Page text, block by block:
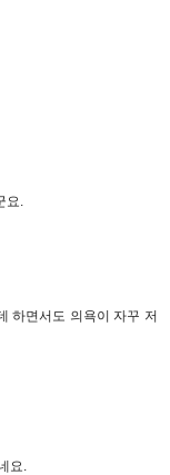
요.
하면서도 의욕이 자꾸 저
요.